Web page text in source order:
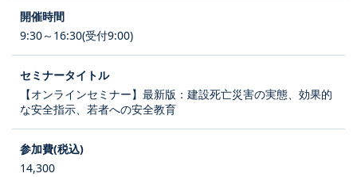
9:30～16:30(受付9:00)
【オンラインセミナー】最新版：建設死亡災害の実態、効果的
な安全指示、若者への安全教育
14,300